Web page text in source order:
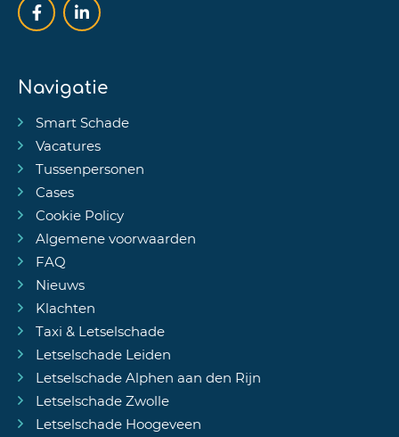
Navigatie
Smart Schade
Vacatures
Tussenpersonen
Cases
Cookie Policy
Algemene voorwaarden
FAQ
Nieuws
Klachten
Taxi & Letselschade
Letselschade Leiden
Letselschade Alphen aan den Rijn
Letselschade Zwolle
Letselschade Hoogeveen